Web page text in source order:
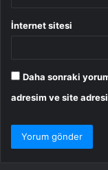
İnternet sitesi
Daha sonraki
adresim ve site